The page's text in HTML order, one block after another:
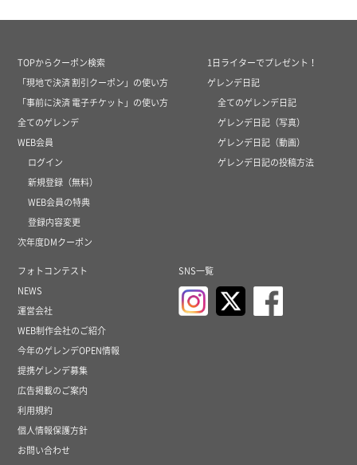
TOPからクーポン検索
「現地で決済 割引クーポン」の使い方
「事前に決済 電子チケット」の使い方
全てのゲレンデ
WEB会員
ログイン
新規登録（無料）
WEB会員の特典
登録内容変更
次年度DMクーポン
1日ライターでプレゼント！
ゲレンデ日記
全てのゲレンデ日記
ゲレンデ日記（写真）
ゲレンデ日記（動画）
ゲレンデ日記の投稿方法
フォトコンテスト
NEWS
運営会社
WEB制作会社のご紹介
今年のゲレンデOPEN情報
提携ゲレンデ募集
広告掲載のご案内
利用規約
個人情報保護方針
お問い合わせ
SNS一覧